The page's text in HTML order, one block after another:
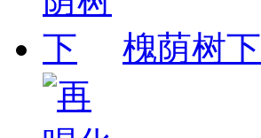
槐荫树下